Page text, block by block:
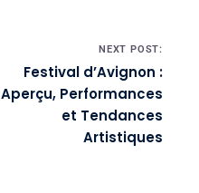
NEXT POST:
Festival d’Avignon :
Aperçu, Performances
et Tendances
Artistiques